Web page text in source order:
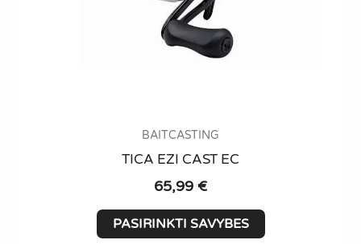
BAITCASTING
TICA EZI CAST EC
65,99 €
PASIRINKTI SAVYBES
This
product